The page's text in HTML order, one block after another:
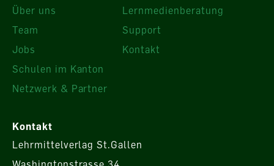
Über uns
Team
Jobs
Schulen im Kanton
Netzwerk & Partner
Lernmedienberatung
Support
Kontakt
Kontakt
Lehrmittelverlag St.Gallen